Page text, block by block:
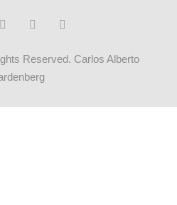
Reserved. Carlos Alberto